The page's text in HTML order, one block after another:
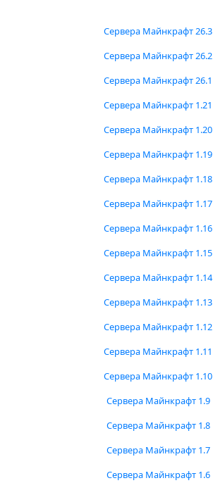
Сервера Майнкрафт 26.3
Сервера Майнкрафт 26.2
Сервера Майнкрафт 26.1
Сервера Майнкрафт 1.21
Сервера Майнкрафт 1.20
Сервера Майнкрафт 1.19
Сервера Майнкрафт 1.18
Сервера Майнкрафт 1.17
Сервера Майнкрафт 1.16
Сервера Майнкрафт 1.15
Сервера Майнкрафт 1.14
Сервера Майнкрафт 1.13
Сервера Майнкрафт 1.12
Сервера Майнкрафт 1.11
Сервера Майнкрафт 1.10
Сервера Майнкрафт 1.9
Сервера Майнкрафт 1.8
Сервера Майнкрафт 1.7
Сервера Майнкрафт 1.6